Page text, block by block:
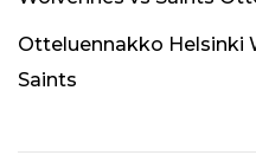
Otteluennakko Helsinki
Saints